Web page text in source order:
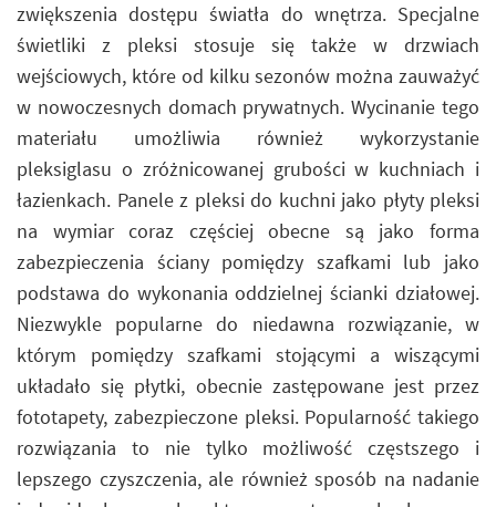
zwiększenia dostępu światła do wnętrza. Specjalne
świetliki z pleksi stosuje się także w drzwiach
wejściowych, które od kilku sezonów można zauważyć
w nowoczesnych domach prywatnych. Wycinanie tego
materiału umożliwia również wykorzystanie
pleksiglasu o zróżnicowanej grubości w kuchniach i
łazienkach. Panele z pleksi do kuchni jako płyty pleksi
na wymiar coraz częściej obecne są jako forma
zabezpieczenia ściany pomiędzy szafkami lub jako
podstawa do wykonania oddzielnej ścianki działowej.
Niezwykle popularne do niedawna rozwiązanie, w
którym pomiędzy szafkami stojącymi a wiszącymi
układało się płytki, obecnie zastępowane jest przez
fototapety, zabezpieczone pleksi. Popularność takiego
rozwiązania to nie tylko możliwość częstszego i
lepszego czyszczenia, ale również sposób na nadanie